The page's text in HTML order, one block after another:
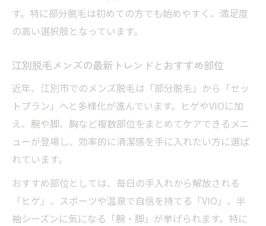
メンズが江別医療脱毛でヒゲ脱毛するメリ
ヒゲ脱毛江別の口コミで分かる効果と体験
談
江別脱毛メンズでヒゲを整えるコツと注意
点
初めてのメンズ脱毛おすすめ部位ガイド
初めてメンズ脱毛する方に江別で人気の部
位
江別脱毛メンズ初心者が選ぶべきおすすめ
部位
す。特に部分脱毛は初めての方でも始めやすく、満足度
の高い選択肢となっています。
江別脱毛メンズの最新トレンドとおすすめ部位
近年、江別市でのメンズ脱毛は「部分脱毛」から「セッ
トプラン」へと多様化が進んでいます。ヒゲやVIOに加
え、腕や脚、胸など複数部位をまとめてケアできるメニ
ューが登場し、効率的に清潔感を手に入れたい方に選ば
れています。
おすすめ部位としては、毎日の手入れから解放される
「ヒゲ」、スポーツや温泉で自信を持てる「VIO」、半
袖シーズンに気になる「腕・脚」が挙げられます。特に